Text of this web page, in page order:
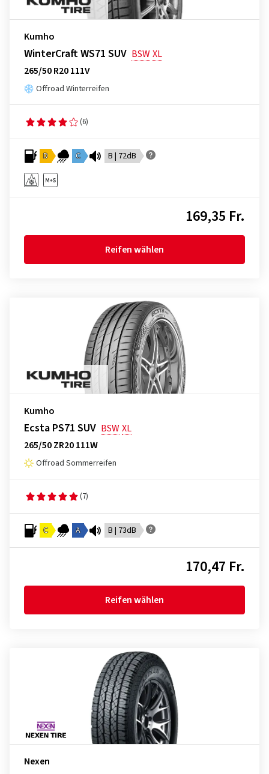
Kumho
WinterCraft WS71 SUV BSWXL
265/50 R20 111V
Offroad Winterreifen
(6)
D C B | 72dB
169,35 Fr.
Reifen wählen
Kumho
Ecsta PS71 SUV BSWXL
265/50 ZR20 111W
Offroad Sommerreifen
(7)
C A B | 73dB
170,47 Fr.
Reifen wählen
Nexen